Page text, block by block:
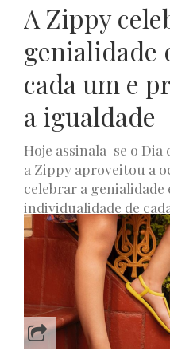
A Zippy
genialidade
cada um e
a igualdade
Hoje assinala-se o Dia
a Zippy aproveitou a
celebrar a genialidade
individualidade de
LUXWOMAN JUNHO 1, 2022